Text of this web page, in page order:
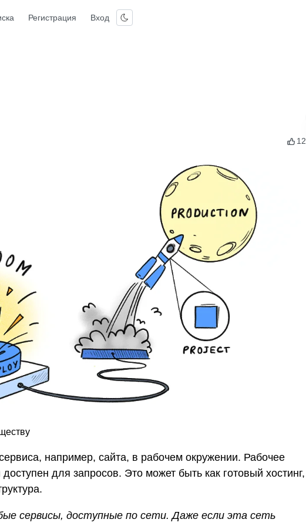
Регистрация Вход
12
например, сайта, в рабочем окружении. Рабочее
для запросов. Это может быть как готовый хостинг,
сервисы, доступные по сети. Даже если эта сеть